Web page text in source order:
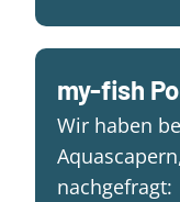
my-fish
Wir haben
nachgefragt: